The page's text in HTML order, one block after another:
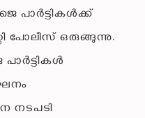
പാർട്ടികൾക്ക്
പോലീസ് ഒരുങ്ങുന്നു.
പാർട്ടികൾ
നടപടി